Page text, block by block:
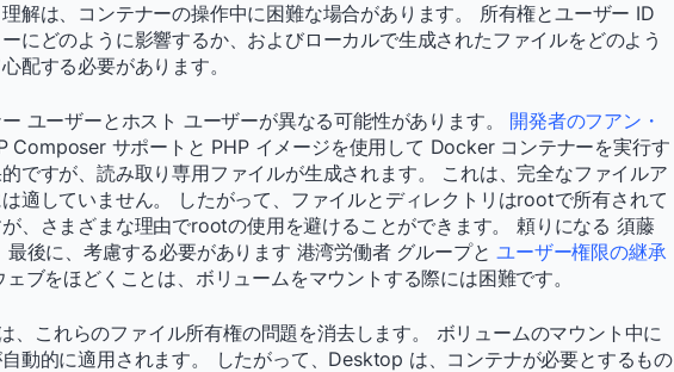
解は、コンテナーの操作中に困難な場合があります。 所有権とユーザー ID
にどのように影響するか、およびローカルで生成されたファイルをどのよう
配する必要があります。
ユーザーとホスト ユーザーが異なる可能性があります。 開発者のフアン・
Composer サポートと PHP イメージを使用して Docker コンテナーを実行す
ですが、読み取り専用ファイルが生成されます。 これは、完全なファイルア
適していません。 したがって、ファイルとディレクトリはrootで所有されて
、さまざまな理由でrootの使用を避けることができます。 頼りになる 須藤
最後に、考慮する必要があります 港湾労働者グループとユーザー権限の継承
ブをほどくことは、ボリュームをマウントする際には困難です。
、これらのファイル所有権の問題を消去します。 ボリュームのマウント中に
動的に適用されます。 したがって、Desktop は、コンテナが必要とするもの